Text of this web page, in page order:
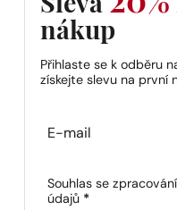
Sleva
nákup
Přihlaste se k odběru
získejte slevu na první
Section
Souhlas se
údajů *